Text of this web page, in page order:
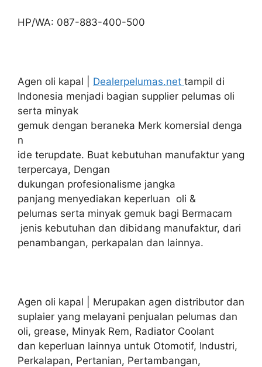
HP/WA: 087-883-400-500
Agen oli kapal | Dealerpelumas.net tampil di
Indonesia menjadi bagian supplier pelumas oli
serta minyak
gemuk dengan beraneka Merk komersial denga
n
ide terupdate. Buat kebutuhan manufaktur yang
terpercaya, Dengan
dukungan profesionalisme jangka
panjang menyediakan keperluan oli &
pelumas serta minyak gemuk bagi Bermacam
jenis kebutuhan dan dibidang manufaktur, dari
penambangan, perkapalan dan lainnya.
Agen oli kapal | Merupakan agen distributor dan
suplaier yang melayani penjualan pelumas dan
oli, grease, Minyak Rem, Radiator Coolant
dan keperluan lainnya untuk Otomotif, Industri,
Perkalapan, Pertanian, Pertambangan,